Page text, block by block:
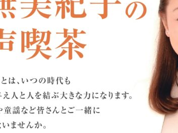
キャンセルポリシー